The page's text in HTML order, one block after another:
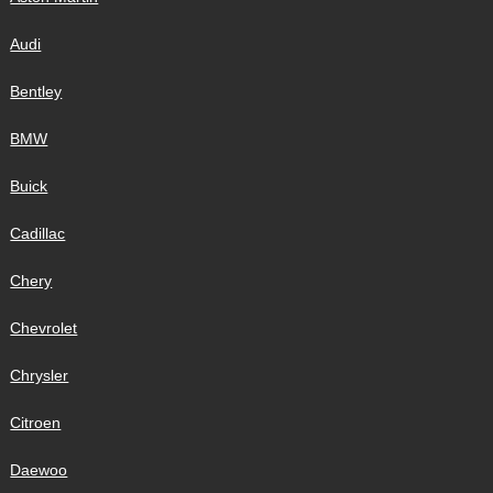
Audi
Bentley
BMW
Buick
Cadillac
Chery
Chevrolet
Chrysler
Citroen
Daewoo